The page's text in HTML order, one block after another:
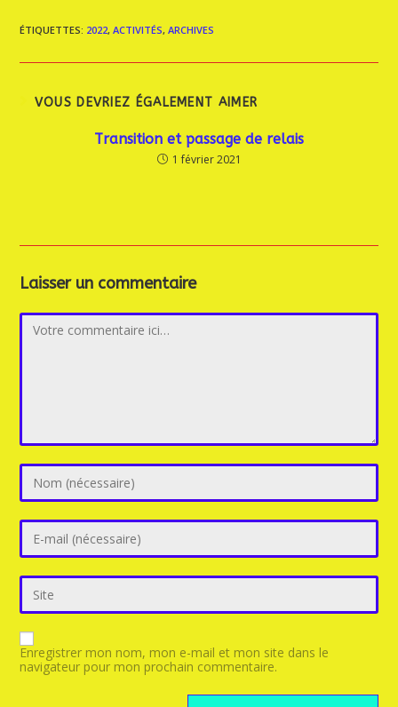
ÉTIQUETTES: 2022, ACTIVITÉS, ARCHIVES
VOUS DEVRIEZ ÉGALEMENT AIMER
Transition et passage de relais
1 février 2021
Laisser un commentaire
Enregistrer mon nom, mon e-mail et mon site dans le
navigateur pour mon prochain commentaire.